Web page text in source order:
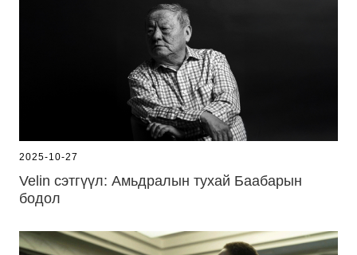
2025-10-27
Velin сэтгүүл: Амьдралын тухай Баабарын
бодол